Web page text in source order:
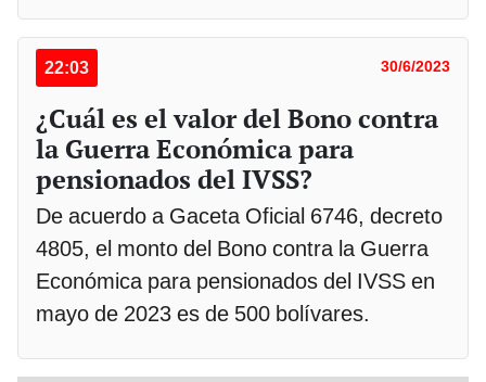
22:03 30/6/2023
¿Cuál es el valor del Bono contra
la Guerra Económica para
pensionados del IVSS?
De acuerdo a Gaceta Oficial 6746, decreto
4805, el monto del Bono contra la Guerra
Económica para pensionados del IVSS en
mayo de 2023 es de 500 bolívares.